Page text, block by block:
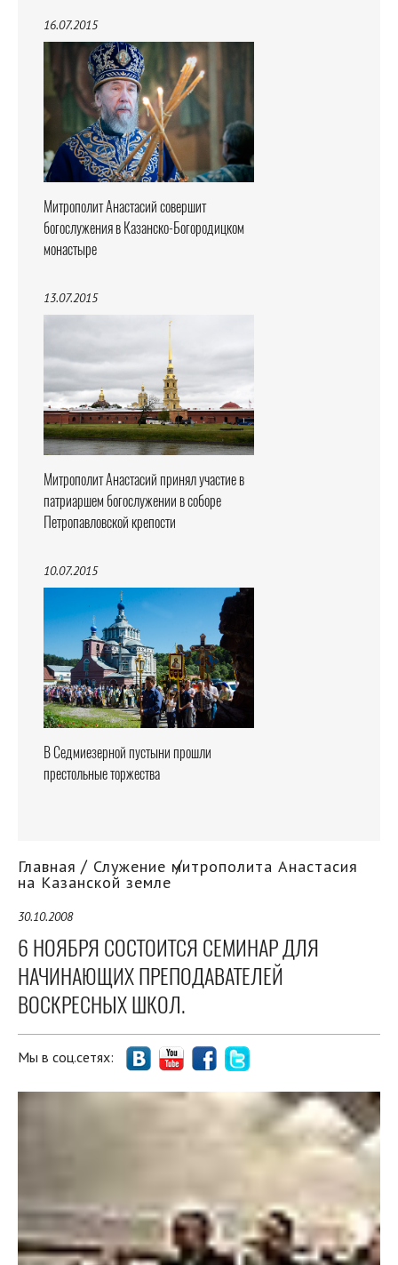
16.07.2015
Митрополит Анастасий совершит
богослужения в Казанско-Богородицком
монастыре
13.07.2015
Митрополит Анастасий принял участие в
патриаршем богослужении в соборе
Петропавловской крепости
10.07.2015
В Седмиезерной пустыни прошли
престольные торжества
Главная Служение митрополита Анастасия
на Казанской земле
30.10.2008
6 НОЯБРЯ СОСТОИТСЯ СЕМИНАР ДЛЯ
НАЧИНАЮЩИХ ПРЕПОДАВАТЕЛЕЙ
ВОСКРЕСНЫХ ШКОЛ.
Мы в соц.сетях: